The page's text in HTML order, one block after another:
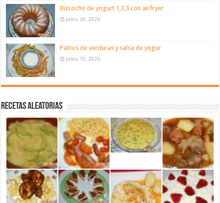
Bizcocho de yogurt 1,2,3 con airfryer
junio 20, 2026
Palitos de verduras y salsa de yogur
junio 10, 2026
Recetas aleatorias